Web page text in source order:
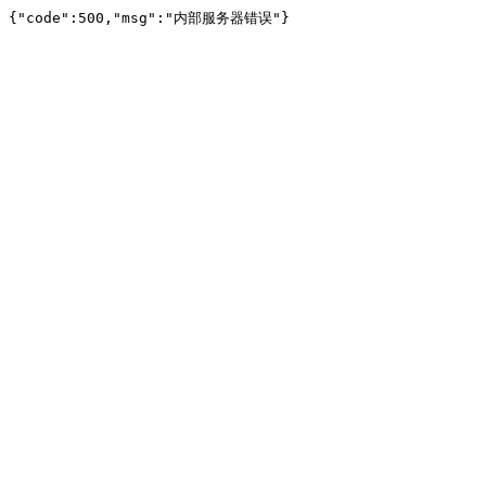
{"code":500,"msg":"内部服务器错误"}